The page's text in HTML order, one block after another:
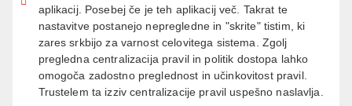
aplikacij. Posebej če je teh aplikacij več. Takrat te
nastavitve postanejo nepregledne in "skrite" tistim, ki
zares srkbijo za varnost celovitega sistema. Zgolj
pregledna centralizacija pravil in politik dostopa lahko
omogoča zadostno preglednost in učinkovitost pravil.
Trustelem ta izziv centralizacije pravil uspešno naslavlja.